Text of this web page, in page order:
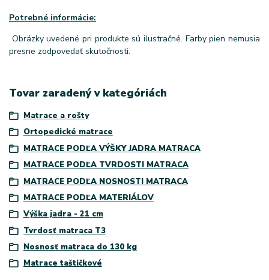
Potrebné informácie:
Obrázky uvedené pri produkte sú ilustračné. Farby pien nemusia
presne zodpovedať skutočnosti.
Tovar zaradený v kategóriách
Matrace a rošty
Ortopedické matrace
MATRACE PODĽA VÝŠKY JADRA MATRACA
MATRACE PODĽA TVRDOSTI MATRACA
MATRACE PODĽA NOSNOSTI MATRACA
MATRACE PODĽA MATERIÁLOV
Výška jadra - 21 cm
Tvrdosť matraca T3
Nosnosť matraca do 130 kg
Matrace taštičkové